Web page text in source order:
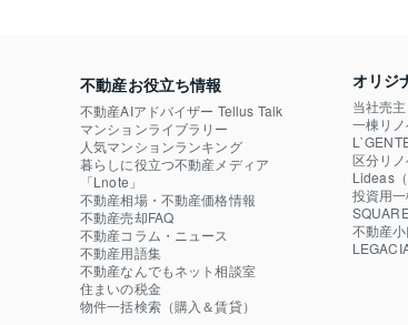
不動産お役立ち情報
不動産AIアドバイザー Tellus Talk
マンションライブラリー
人気マンションランキング
暮らしに役立つ不動産メディア
「Lnote」
不動産相場・不動産価格情報
不動産売却FAQ
不動産コラム・ニュース
不動産用語集
不動産なんでもネット相談室
住まいの税金
物件一括検索（購入＆賃貸）
オリジ
当社売
一棟リ
区分リ
Lideas
投資用
不動産